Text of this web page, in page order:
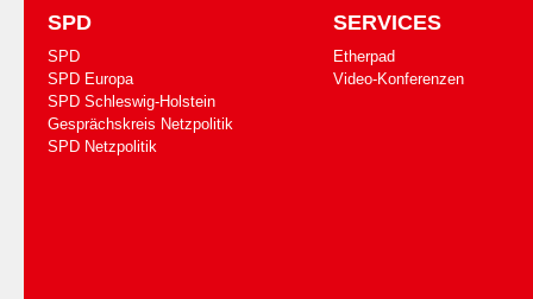
SPD
SPD
SPD Europa
SPD Schleswig-Holstein
Gesprächskreis Netzpolitik
SPD Netzpolitik
SERVICES
Etherpad
Video-Konferenzen